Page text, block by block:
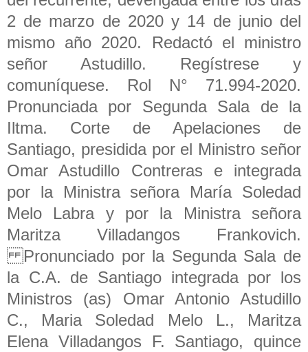
2 de marzo de 2020 y 14 de junio del
mismo año 2020. Redactó el ministro
señor Astudillo. Regístrese y
comuníquese. Rol N° 71.994-2020.
Pronunciada por Segunda Sala de la
Iltma. Corte de Apelaciones de
Santiago, presidida por el Ministro señor
Omar Astudillo Contreras e integrada
por la Ministra señora María Soledad
Melo Labra y por la Ministra señora
Maritza Villadangos Frankovich.
Pronunciado por la Segunda Sala de
la C.A. de Santiago integrada por los
Ministros (as) Omar Antonio Astudillo
C., Maria Soledad Melo L., Maritza
Elena Villadangos F. Santiago, quince